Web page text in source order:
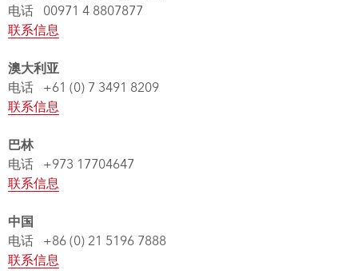
电话 00971 4 8807877
联系信息
澳大利亚
电话 +61 (0) 7 3491 8209
联系信息
巴林
电话 +973 17704647
联系信息
中国
电话 +86 (0) 21 5196 7888
联系信息